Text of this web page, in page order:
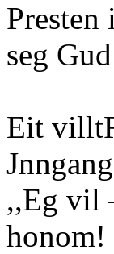
seg
Eit
,,Eg vil
honom!